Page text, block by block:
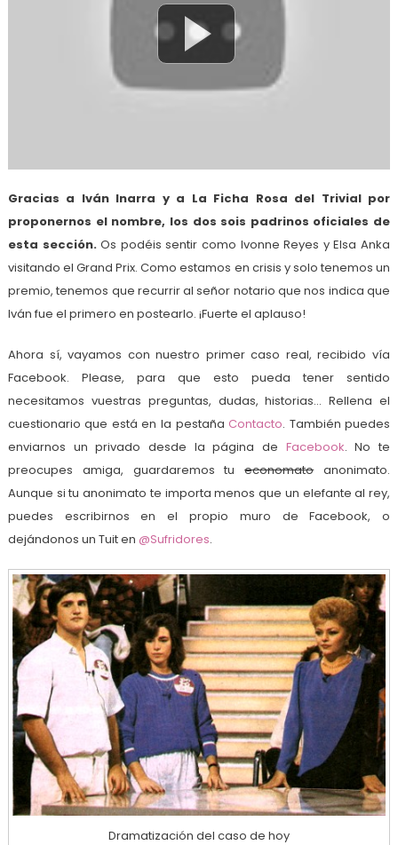
Gracias a Iván Inarra y a La Ficha Rosa del Trivial por
proponernos el nombre, los dos sois padrinos oficiales de
esta sección.Os podéis sentir como Ivonne Reyes y Elsa Anka
visitando el Grand Prix. Como estamos en crisis y solo tenemos un
premio, tenemos que recurrir al señor notario que nos indica que
Iván fue el primero en postearlo. ¡Fuerte el aplauso!
Ahora sí, vayamos con nuestro primer caso real, recibido vía
Facebook. Please, para que esto pueda tener sentido
necesitamos vuestras preguntas, dudas, historias… Rellena el
cuestionario que está en la pestañaContacto. También puedes
enviarnos un privado desde la página de Facebook. No te
preocupes amiga, guardaremos tueconomatoanonimato.
Aunque si tu anonimato te importa menos que un elefante al rey,
puedes escribirnos en el propio muro de Facebook, o
dejándonos un Tuit en @Sufridores.
Dramatización del caso de hoy